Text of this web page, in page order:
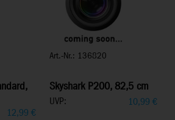
12,99 €
Art.-Nr.: 136820
Skyshark P200, 82,5 cm
UVP: 10,99 €